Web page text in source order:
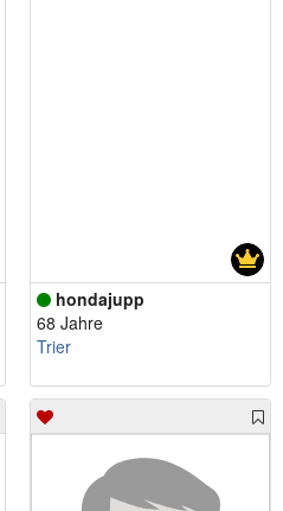
hondajupp
68 Jahre
Trier